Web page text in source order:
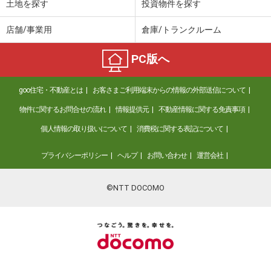
土地を探す 投資物件を探す
店舗/事業用 倉庫/トランクルーム
PC版へ
goo住宅・不動産とは お客さまご利用端末からの情報の外部送信について
物件に関するお問合せの流れ 情報提供元 不動産情報に関する免責事項
個人情報の取り扱いについて 消費税に関する表記について
プライバシーポリシー ヘルプ お問い合わせ 運営会社
©NTT DOCOMO